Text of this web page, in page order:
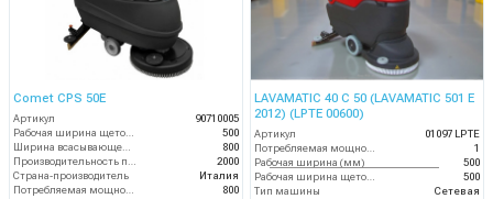
Comet CPS 50E
Артикул
90710005
Рабочая ширина щеток (мм)
500
Ширина всасывающей балки (мм)
800
Производительность по площади (м2/ч)
2000
Страна-производитель
Италия
Потребляемая мощность (Вт)
800
LAVAMATIC 40 C 50 (LAVAMATIC 501 E
2012) (LPTE 00600)
Артикул
01097 LPTE
Потребляемая мощность (кВт)
1
Рабочая ширина (мм)
500
Рабочая ширина щеток (мм)
500
Тип машины
Сетевая